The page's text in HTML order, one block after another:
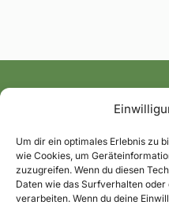
Um dir ein optimales Erlebnis zu
wie Cookies, um
zuzugreifen. Wenn du diesen
Daten wie das Surfverhalten
verarbeiten. Wenn du deine
Alle News und